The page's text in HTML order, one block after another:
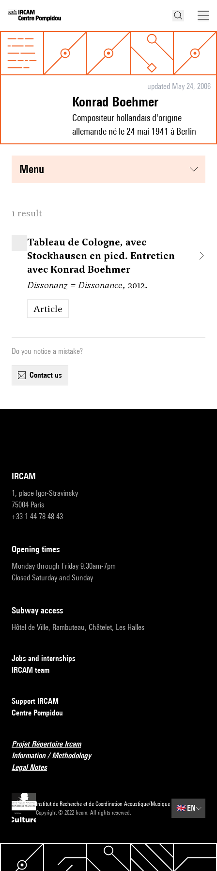
updated May 24, 2006
Konrad Boehmer
Compositeur hollandais d'origine
allemande né le 24 mai 1941 à Berlin
menu
1 result
Tableau de Cologne, avec
Stockhausen en pied. Entretien
avec Konrad Boehmer
Dissonanz = Dissonance, 2012.
Article
Do you notice a mistake?
contact us
IRCAM
1, place Igor-Stravinsky
75004 Paris
+33 1 44 78 48 43
opening times
Monday through Friday 9:30am-7pm
Closed Saturday and Sunday
subway access
Hôtel de Ville, Rambuteau, Châtelet, Les Halles
Jobs and internships
IRCAM team
Support IRCAM
Centre Pompidou
Projet Répertoire Ircam
Information / Methodology
Legal Notes
Institut de Recherche et de Coordination Acoustique/Musique
Copyright © 2022 Ircam. All rights reserved.
🇬🇧 EN